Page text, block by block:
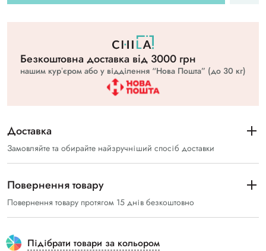
Безкоштовна доставка вiд 3000 грн
нашим курʼєром або у відділення “Нова Пошта” (до 30 кг)
Доставка
Замовляйте та обирайте найзручніший спосіб доставки
Повернення товару
Повернення товару протягом 15 днів безкоштовно
Підібрати товари за кольором